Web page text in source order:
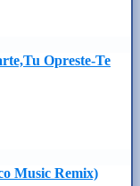
Opreste-Te
Music Remix)